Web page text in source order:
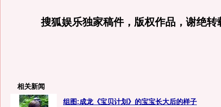
搜狐娱乐独家稿件，版权作品，谢绝转
相关新闻
组图:成龙《宝贝计划》的宝宝长大后的样子